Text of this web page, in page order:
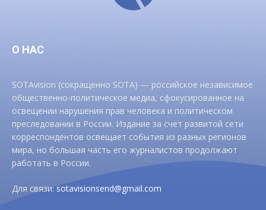
О НАС
SOTAvision (сокращенно SOTA) — российское независимое
общественно-политическое медиа, сфокусированное на
освещении нарушения прав человека и политическом
преследовании в России. Издание за счет развитой сети
корреспондентов освещает события из разных регионов
мира, но большая часть его журналистов продолжают
работать в России.
Для связи:sotavisionsend@gmail.com